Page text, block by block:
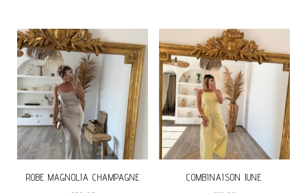
a
plusieurs
variations.
Les
options
peuvent
être
ROBE MAGNOLIA CHAMPAGNE
COMBINAISON JUNE